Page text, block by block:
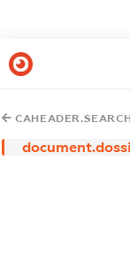
CAHEADER.SEARCH